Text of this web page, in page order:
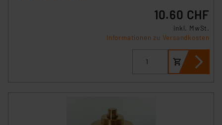
10.60 CHF
inkl. MwSt.
Informationen zu Versandkosten